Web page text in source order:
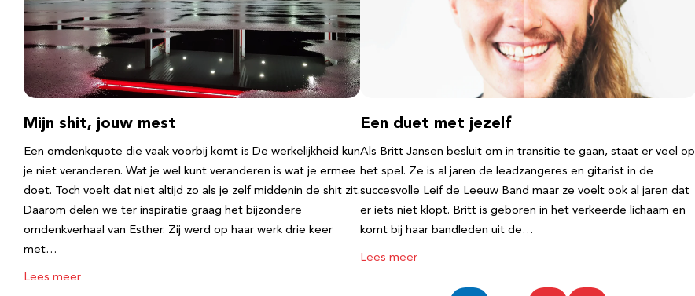
Mijn shit, jouw mest
Een omdenkquote die vaak voorbij komt is De werkelijkheid kun
je niet veranderen. Wat je wel kunt veranderen is wat je ermee
doet. Toch voelt dat niet altijd zo als je zelf middenin de shit zit.
Daarom delen we ter inspiratie graag het bijzondere
omdenkverhaal van Esther. Zij werd op haar werk drie keer
met…
Lees meer
Een duet met jezelf
Als Britt Jansen besluit om in transitie te gaan, staat er veel op
het spel. Ze is al jaren de leadzangeres en gitarist in de
succesvolle Leif de Leeuw Band maar ze voelt ook al jaren dat
er iets niet klopt. Britt is geboren in het verkeerde lichaam en
komt bij haar bandleden uit de…
Lees meer